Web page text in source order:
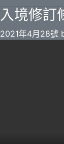
入境修訂
2021年4月28號